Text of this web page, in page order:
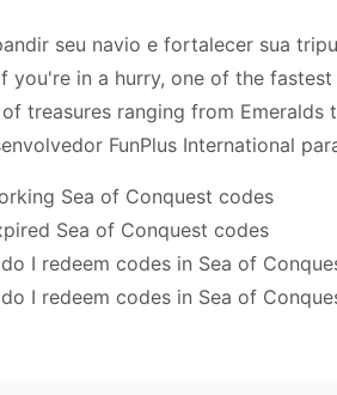
seu navio e fortalecer sua
you're in a hurry, one of the
treasures ranging from Emeralds
FunPlus International
Sea of Conquest codes
Sea of Conquest codes
I redeem codes in Sea of
I redeem codes in Sea of